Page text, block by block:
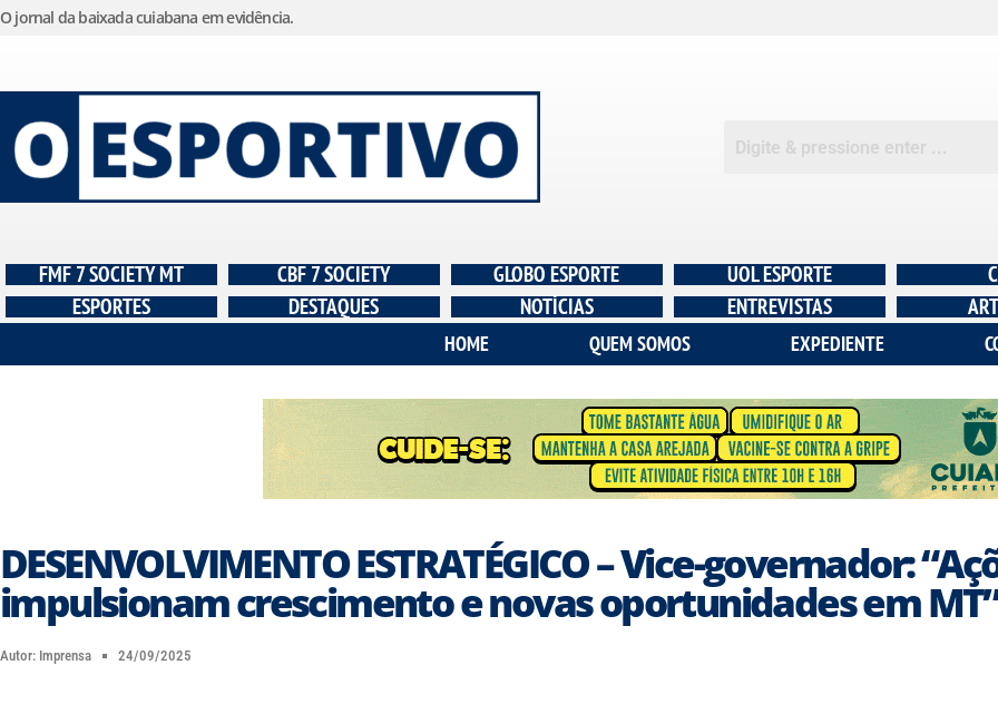
para
o
conteúdo
O jornal da baixada cuiabana em evidência.
FMF 7 SOCIETY MT CBF 7 SOCIETY GLOBO ESPORTE UOL ESPORTE
ESPORTES
DESTAQUES NOTÍCIAS ENTREVISTAS
HOME QUEM SOMOS EXPEDIENTE
DESENVOLVIMENTO ESTRATÉGICO – Vice-governador:
impulsionam crescimento e novas oportunidades em MT”
Autor: Imprensa 24/09/2025